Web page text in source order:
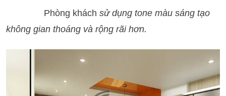
Phòng khách sử dụng tone màu sáng tạo
không gian thoáng và rộng rãi hơn.